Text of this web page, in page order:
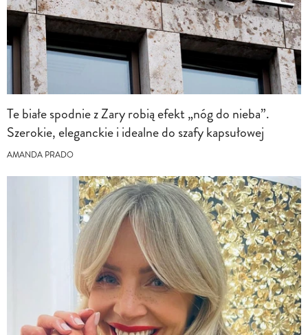
Te białe spodnie z Zary robią efekt „nóg do nieba”.
Szerokie, eleganckie i idealne do szafy kapsułowej
AMANDA PRADO